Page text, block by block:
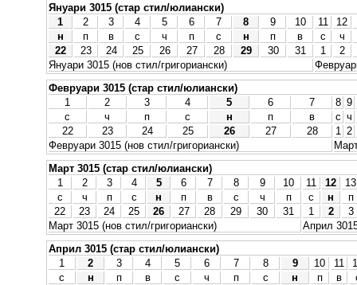
Януари 3015 (стар стил/юлиански)
1
2 3 4 5 6 7 8 9 10 11 12
н
п в с ч п с н п в с
ч
22
23 24 25 26 27 28 29 30 31 1
2
Януари 3015 (нов стил/григориански)
Февруари 3015 (стар стил/юлиански)
1
2 3 4 5 6 7 8 9
с
ч п с н п в с ч
22
23 24 25 26 27 28 1
2
Февруари 3015 (нов стил/григориански)
Март 3015 (стар стил/юлиански)
1
2 3 4 5 6 7 8 9 10 11 12
13
с
ч п с н п в с ч п с н
п
22
23 24 25 26 27 28 29 30 31 1 2
3
Март 3015 (нов стил/григориански)
Април
Април 3015 (стар стил/юлиански)
1
2 3 4 5 6 7 8 9 10 11
с
н п в с ч п с н п в